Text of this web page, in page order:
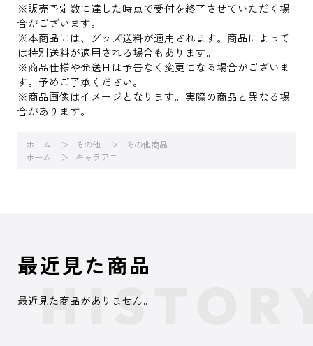
※販売予定数に達した時点で受付を終了させていただく場
合がございます。
※本商品には、グッズ送料が適用されます。商品によって
は特別送料が適用される場合もあります。
※商品仕様や発送日は予告なく変更になる場合がございま
す。予めご了承ください。
※商品画像はイメージとなります。実際の商品と異なる場
合があります。
ホーム その他
その他商品
ホーム
キャラアニ
最近見た商品
最近見た商品がありません。